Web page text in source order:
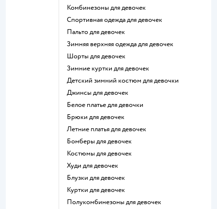
Комбинезоны для девочек
Спортивная одежда для девочек
Пальто для девочек
Зимняя верхняя одежда для девочек
Шорты для девочек
Зимние куртки для девочек
Детский зимний костюм для девочки
Джинсы для девочек
Белое платье для девочки
Брюки для девочек
Летние платья для девочек
Бомберы для девочек
Костюмы для девочек
Худи для девочек
Блузки для девочек
Куртки для девочек
Полукомбинезоны для девочек